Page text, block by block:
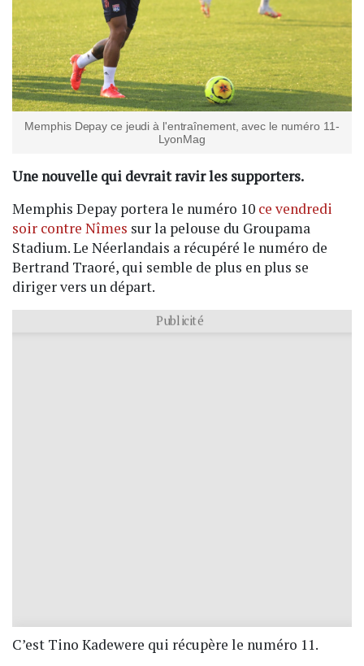
Memphis Depay ce jeudi à l'entraînement, avec le numéro 11-
LyonMag
Une nouvelle qui devrait ravir les supporters.
Memphis Depay portera le numéro 10 ce vendredi
soir contre Nîmes sur la pelouse du Groupama
Stadium. Le Néerlandais a récupéré le numéro de
Bertrand Traoré, qui semble de plus en plus se
diriger vers un départ.
Publicité
C’est Tino Kadewere qui récupère le numéro 11.